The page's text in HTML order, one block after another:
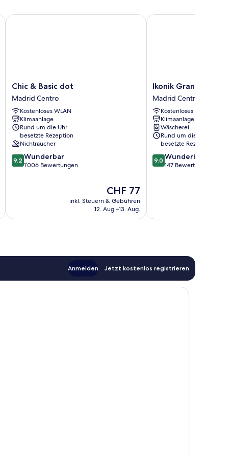
Chic
&
Basic
dot
Madrid
Centro
Chic & Basic dot
Madrid Centro
Kostenloses WLAN
Klimaanlage
Rund um die Uhr
besetzte Rezeption
Nichtraucher
9.2
von
9.2 Wunderbar
1’006 Bewertungen
Der
Preis
beträgt
CHF 77
inkl. Steuern & Gebühren
12. Aug.–13. Aug.
Chic & Basic dot
Ikonik
Gran
Via
Madrid
Centro
Ikonik Gran Via
Madrid Centro
Kostenloses WLAN
Klimaanlage
Wäscherei
Rund um die Uhr
besetzte Rezeption
9.0
von
9.0 Wunderbar
147 Bewertungen
Ikonik Gran Via
Anmelden Jetzt kostenlos registrieren